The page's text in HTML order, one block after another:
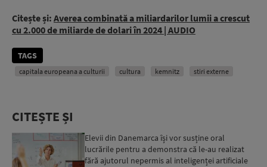
Citește și: Averea combinată a miliardarilor lumii a crescut
cu 2.000 de miliarde de dolari în 2024 | AUDIO
TAGS
capitala europeana a culturii cultura kemnitz stiri externe
CITEȘTE ȘI
Elevii din Danemarca își vor susține oral
lucrările pentru a demonstra că le-au realizat
fără ajutorul nepermis al inteligenței artificiale